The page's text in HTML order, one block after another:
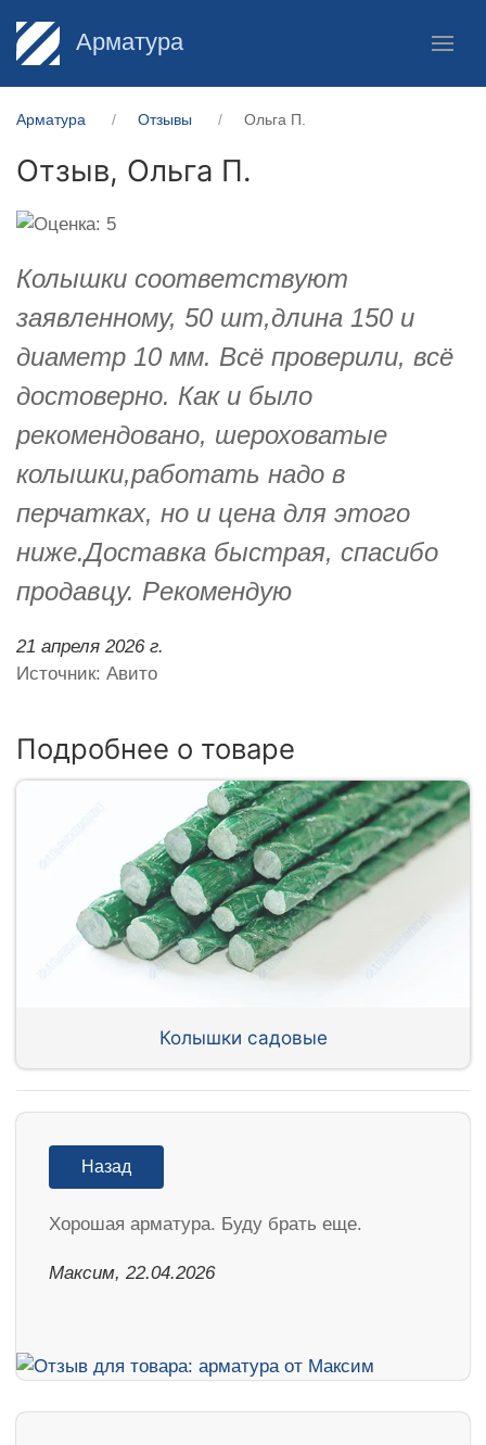
Арматура
Арматура Отзывы Ольга П.
Отзыв, Ольга П.
Колышки соответствуют
заявленному, 50 шт,длина 150 и
диаметр 10 мм. Всё проверили, всё
достоверно. Как и было
рекомендовано, шероховатые
колышки,работать надо в
перчатках, но и цена для этого
ниже.Доставка быстрая, спасибо
продавцу. Рекомендую
21 апреля 2026 г.
Источник: Авито
Подробнее о товаре
Колышки садовые
Назад
Хорошая арматура. Буду брать еще.
Максим, 22.04.2026